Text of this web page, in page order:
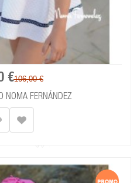
€106,00 €
NOMA FERNÁNDEZ